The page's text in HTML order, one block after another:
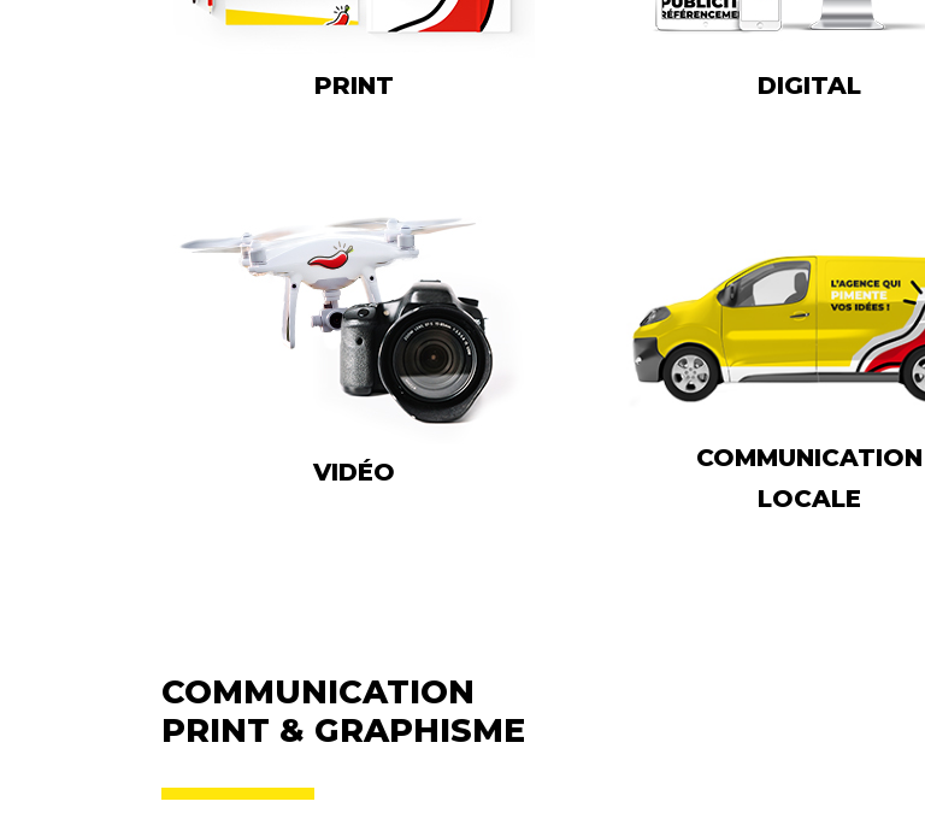
PRINT DIGITAL
VIDÉO
COMMUNICATION
LOCALE
COMMUNICATION
PRINT & GRAPHISME